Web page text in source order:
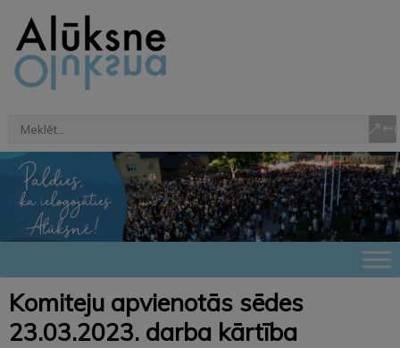
Komiteju apvienotās sēdes
23.03.2023. darba kārtība